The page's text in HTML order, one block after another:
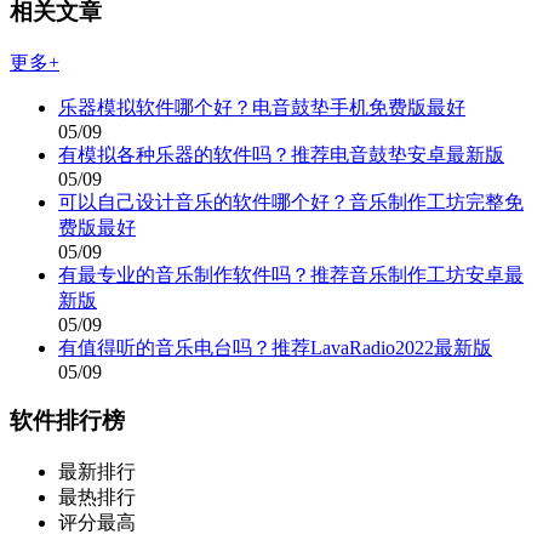
相关文章
更多+
乐器模拟软件哪个好？电音鼓垫手机免费版最好
05/09
有模拟各种乐器的软件吗？推荐电音鼓垫安卓最新版
05/09
可以自己设计音乐的软件哪个好？音乐制作工坊完整免
费版最好
05/09
有最专业的音乐制作软件吗？推荐音乐制作工坊安卓最
新版
05/09
有值得听的音乐电台吗？推荐LavaRadio2022最新版
05/09
软件排行榜
最新排行
最热排行
评分最高